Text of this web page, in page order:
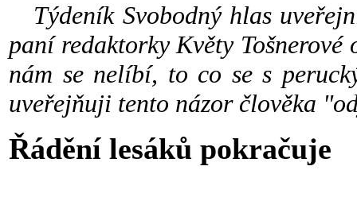
Týdeník Svobodný hlas
paní redaktorky Květy Tošnerové
nám se nelíbí, to co se s
uveřejňuji tento názor člověka
Řádění lesáků pokračuje